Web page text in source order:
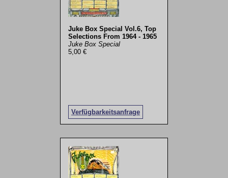
Juke Box Special Vol.6, Top
Selections From 1964 - 1965
Juke Box Special
5,00 €
Verfügbarkeitsanfrage